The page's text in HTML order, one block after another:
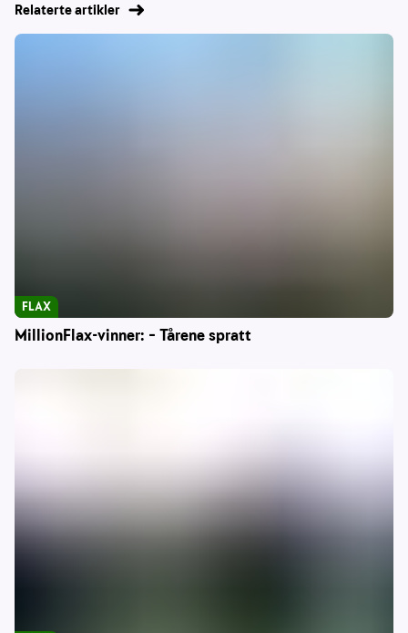
Relaterte artikler
MillionFlax-vinner: – Tårene spratt
FLAX